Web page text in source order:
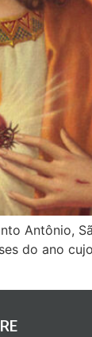
Antônio,
do ano